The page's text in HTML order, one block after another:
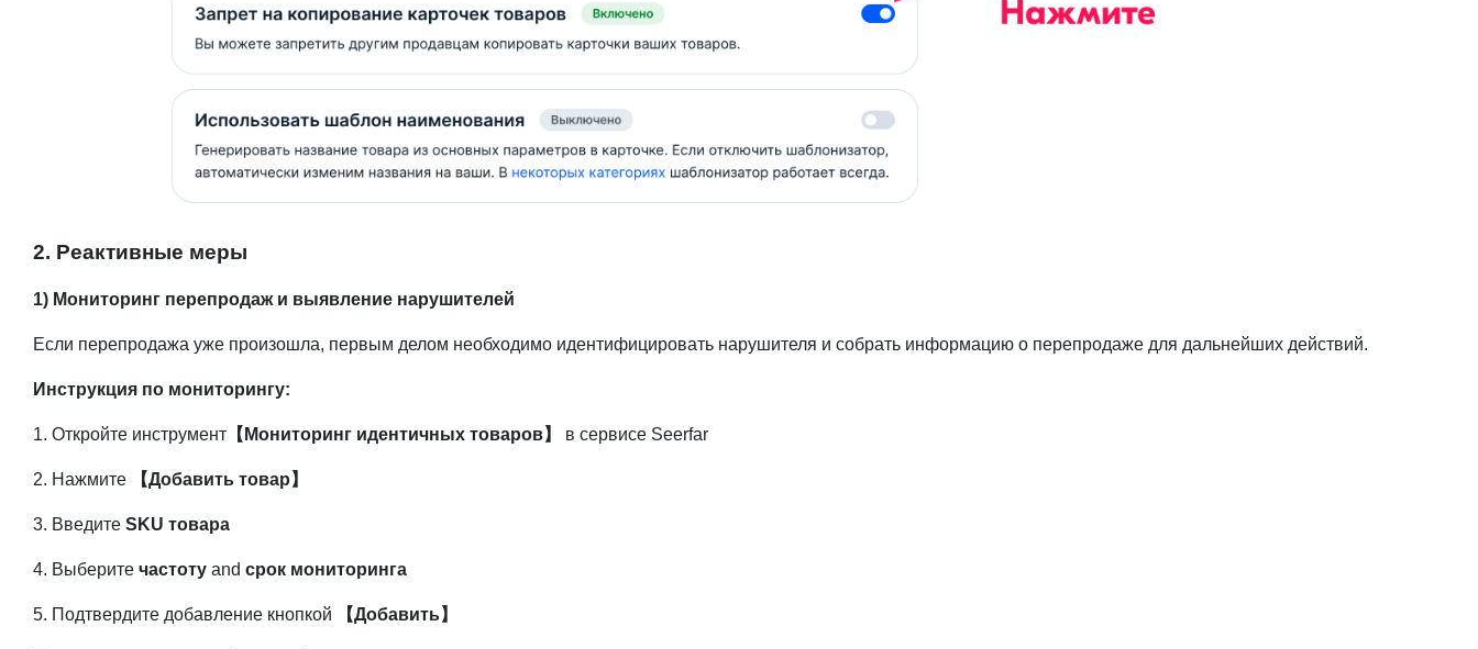
2. Реактивные меры
1) Мониторинг перепродаж и выявление нарушителей
Если перепродажа уже произошла, первым делом необходимо идентифицировать нарушителя и собрать информацию о перепродаже для дальнейших действий.
Инструкция по мониторингу:
1. Откройте инструмент 【Мониторинг идентичных товаров】 в сервисе Seerfar
2. Нажмите 【Добавить товар】
3. Введите SKU товара
4. Выберите частоту and срок мониторинга
5. Подтвердите добавление кнопкой 【Добавить】